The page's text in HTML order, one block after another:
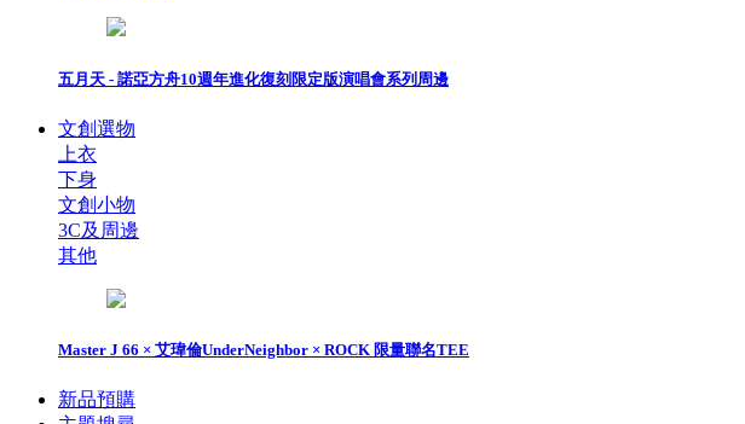
五月天 - 諾亞方舟10週年進化復刻限定版演唱會系列周邊
文創選物
上衣
下身
文創小物
3C及周邊
其他
Master J 66 × 艾瑋倫UnderNeighbor × ROCK 限量聯名TEE
新品預購